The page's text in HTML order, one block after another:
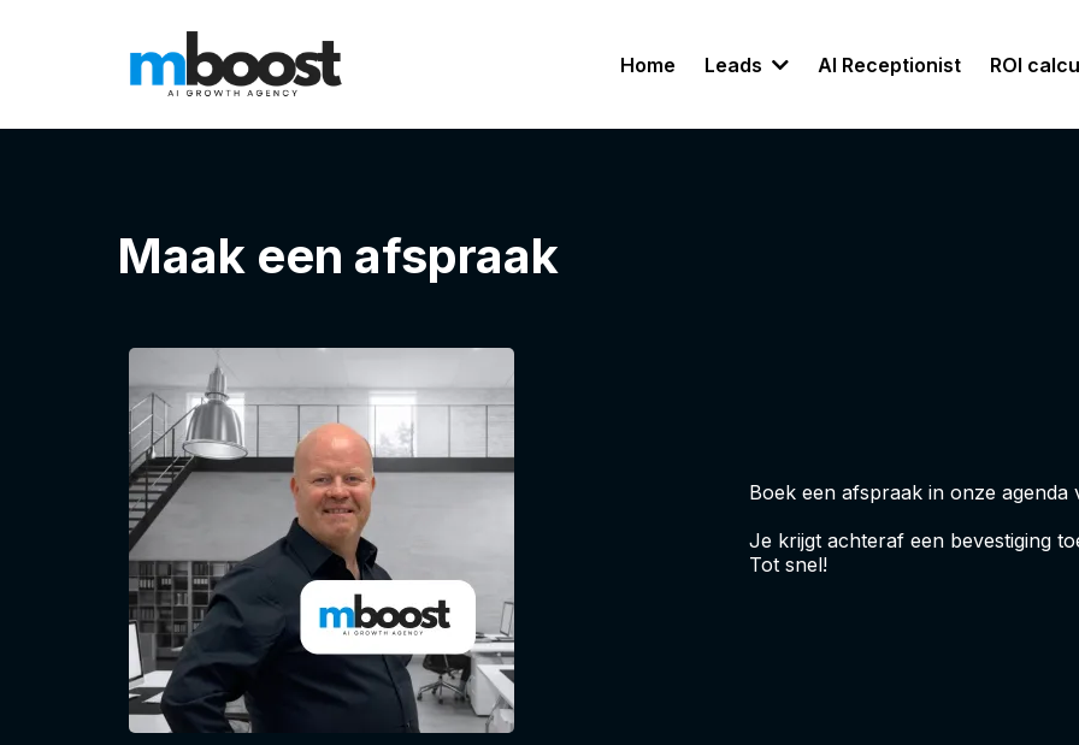
Home Leads AI Receptionist ROI
Maak een afspraak
Boek een afspraak in onze
Je krijgt achteraf een bevestiging
Tot snel!